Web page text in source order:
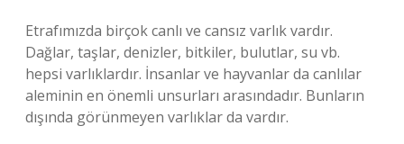
Etrafımızda birçok canlı ve cansız varlık vardır.
Dağlar, taşlar, denizler, bitkiler, bulutlar, su vb.
hepsi varlıklardır. İnsanlar ve hayvanlar da canlılar
aleminin en önemli unsurları arasındadır. Bunların
dışında görünmeyen varlıklar da vardır.